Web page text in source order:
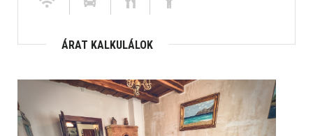
ÁRAT KALKULÁLOK